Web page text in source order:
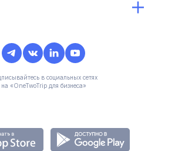
в социальных сетях
на «OneTwoTrip для бизнеса»